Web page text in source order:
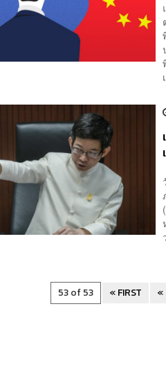
53 of 53 « FIRST «